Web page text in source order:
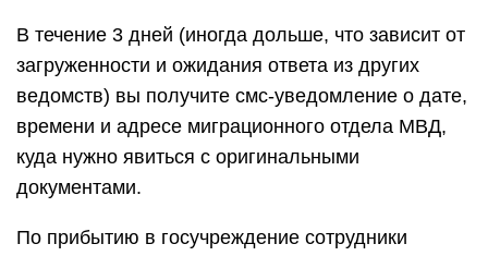
В течение 3 дней (иногда дольше, что зависит от
загруженности и ожидания ответа из других
ведомств) вы получите смс-уведомление о дате,
времени и адресе миграционного отдела МВД,
куда нужно явиться с оригинальными
документами.
По прибытию в госучреждение сотрудники